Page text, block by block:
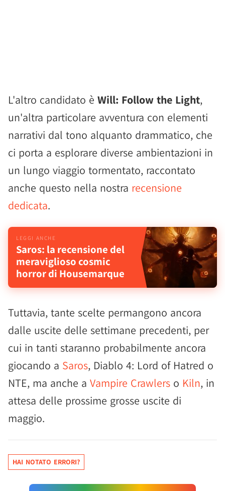
L'altro candidato è Will: Follow the Light,
un'altra particolare avventura con elementi
narrativi dal tono alquanto drammatico, che
ci porta a esplorare diverse ambientazioni in
un lungo viaggio tormentato, raccontato
anche questo nella nostra recensione
dedicata.
Saros: la recensione del
meraviglioso cosmic
horror di Housemarque
Tuttavia, tante scelte permangono ancora
dalle uscite delle settimane precedenti, per
cui in tanti staranno probabilmente ancora
giocando a Saros, Diablo 4: Lord of Hatred o
NTE, ma anche a Vampire Crawlers o Kiln, in
attesa delle prossime grosse uscite di
maggio.
HAI NOTATO ERRORI?